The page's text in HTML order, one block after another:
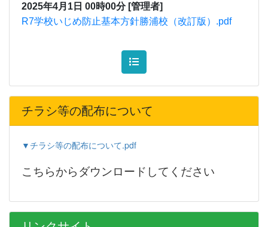
2025年4月1日 00時00分 [管理者]
R7学校いじめ防止基本方針勝浦校（改訂版）.pdf
チラシ等の配布について
▼チラシ等の配布について.pdf
こちらからダウンロードしてください